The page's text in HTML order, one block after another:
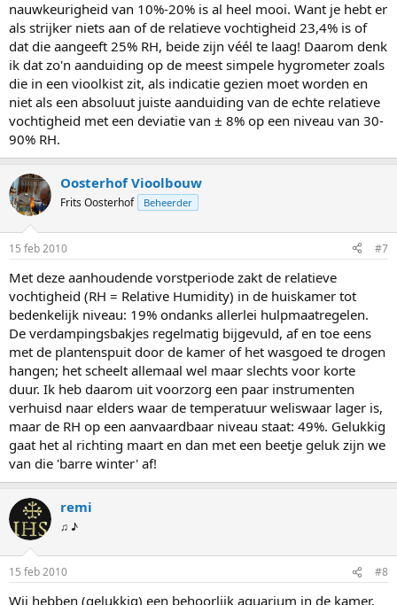
nauwkeurigheid van 10%-20% is al heel mooi. Want je hebt er
als strijker niets aan of de relatieve vochtigheid 23,4% is of
dat die aangeeft 25% RH, beide zijn véél te laag! Daarom denk
ik dat zo'n aanduiding op de meest simpele hygrometer zoals
die in een vioolkist zit, als indicatie gezien moet worden en
niet als een absoluut juiste aanduiding van de echte relatieve
vochtigheid met een deviatie van ± 8% op een niveau van 30-
90% RH.
Oosterhof Vioolbouw
Frits Oosterhof Beheerder
15 feb 2010 #7
Met deze aanhoudende vorstperiode zakt de relatieve
vochtigheid (RH = Relative Humidity) in de huiskamer tot
bedenkelijk niveau: 19% ondanks allerlei hulpmaatregelen.
De verdampingsbakjes regelmatig bijgevuld, af en toe eens
met de plantenspuit door de kamer of het wasgoed te drogen
hangen; het scheelt allemaal wel maar slechts voor korte
duur. Ik heb daarom uit voorzorg een paar instrumenten
verhuisd naar elders waar de temperatuur weliswaar lager is,
maar de RH op een aanvaardbaar niveau staat: 49%. Gelukkig
gaat het al richting maart en dan met een beetje geluk zijn we
van die 'barre winter' af!
remi
♫ ♪
15 feb 2010 #8
Wij hebben (gelukkig) een behoorlijk aquarium in de kamer.